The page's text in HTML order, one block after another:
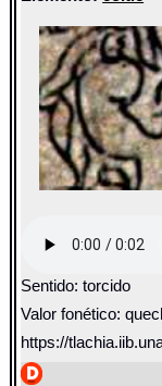
Sentido: torcido
Valor fonético:
https://